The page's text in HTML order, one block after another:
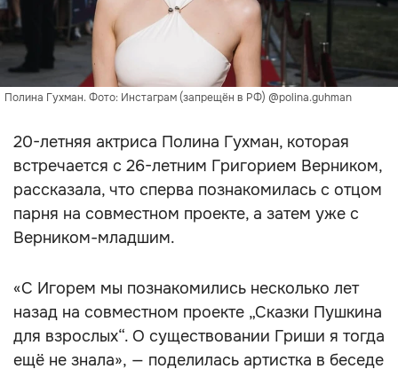
Полина Гухман. Фото: Инстаграм (запрещён в РФ) @polina.guhman
20-летняя актриса Полина Гухман, которая
встречается с 26-летним Григорием Верником,
рассказала, что сперва познакомилась с отцом
парня на совместном проекте, а затем уже с
Верником-младшим.
«С Игорем мы познакомились несколько лет
назад на совместном проекте „Сказки Пушкина
для взрослых“. О существовании Гриши я тогда
ещё не знала», — поделилась артистка в беседе